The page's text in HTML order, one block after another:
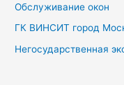
Обслуживание окон
ГК ВИНСИТ город
Негосударственная